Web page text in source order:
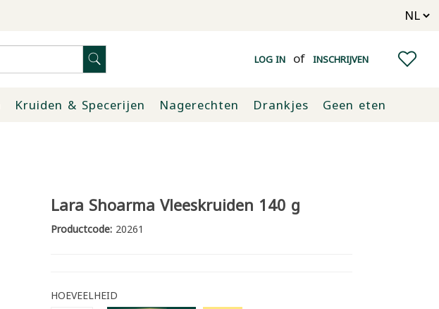
LOG IN of INSCHRIJVEN
Kruiden & Specerijen Nagerechten Drankjes
Geen eten
Lara Shoarma Vleeskruiden 140 g
Productcode:20261
HOEVEELHEID